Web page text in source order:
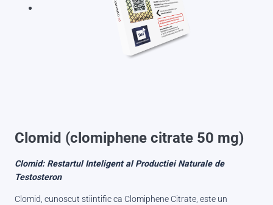
Clomid (clomiphene citrate 50 mg)
Clomid: Restartul Inteligent al Productiei Naturale de
Testosteron
Clomid, cunoscut stiintific ca Clomiphene Citrate, este un